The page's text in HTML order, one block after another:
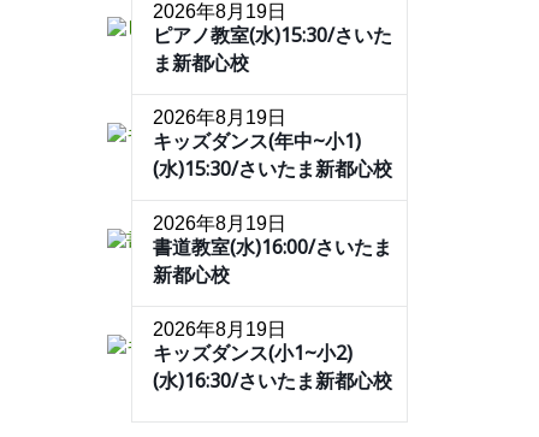
2026年8月19日
ピアノ教室(水)15:30/さいた
ま新都心校
2026年8月19日
キッズダンス(年中~小1)
(水)15:30/さいたま新都心校
2026年8月19日
書道教室(水)16:00/さいたま
新都心校
2026年8月19日
キッズダンス(小1~小2)
(水)16:30/さいたま新都心校